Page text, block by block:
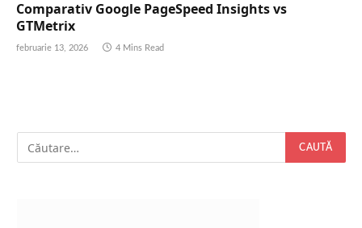
Comparativ Google PageSpeed Insights vs
GTMetrix
februarie 13, 2026 4 Mins Read